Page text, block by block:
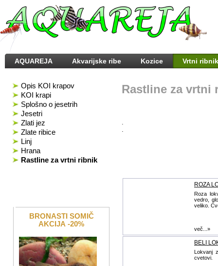
AQUAREJA Akvarijske ribe Kozice Vrtni
Opis KOI krapov
KOI krapi
Splošno o jesetrih
Jesetri
Zlati jez
Zlate ribice
Linj
Hrana
Rastline za vrtni ribnik
BRONASTI SOMIČ
AKCIJA -20%
Rastline za vrtni
.
.
ROZA
Roza
vedro,
veliko.
več...»
BELI
Lokvanj
cvetovi.